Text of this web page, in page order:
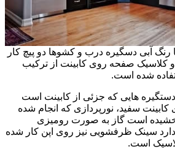
رنگ آبی دسگیره درب و کشوها دو پیچ کار
کلاسیک صفحه روی کابینت از ترکیب
شده است.
هایی که جزئی از کابینت است
سفید، نورپردازی که انجام شده
است گاز به صورت رومیزی
دارد سینک ظرفشویی نیز روی اپن کار شده
است.